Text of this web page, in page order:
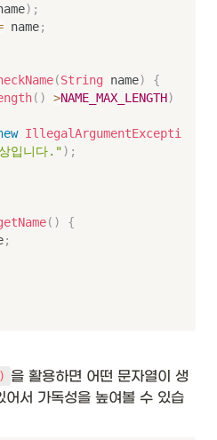
) ;
name;
(String name)
{
( ) >NAME_MAX_LENGTH)
IllegalArgumentExcepti
입니다.") ;
( )
{
;
을 활용하면 어떤 문자열이 생
서 가독성을 높여볼 수 있습